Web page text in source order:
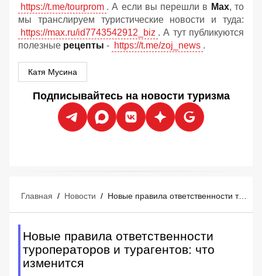
https://t.me/tourprom . А если вы перешли в Мах, то
мы транслируем туристические новости и туда:
https://max.ru/id7743542912_biz . А тут публикуются
полезные рецепты - https://t.me/zoj_news .
Катя Мусина
Подписывайтесь на новости туризма
Главная / Новости / Новые правила ответственности туроператоров и турагентов: что изменится
Новые правила ответственности
туроператоров и турагентов: что
изменится